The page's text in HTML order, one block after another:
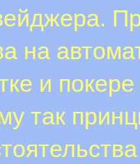
на
и
так